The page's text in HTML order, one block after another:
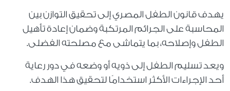
يهدف قانون الطفل المصري إلى تحقيق التوازن بين
المحاسبة على الجرائم المرتكبة وضمان إعادة تأهيل
الطفل وإصلاحه، بما يتماشى مع مصلحته الفضلى.
ويعد تسليم الطفل إلى ذويه أو وضعه في دور رعاية
أحد الإجراءات الأكثر استخدامًا لتحقيق هذا الهدف.